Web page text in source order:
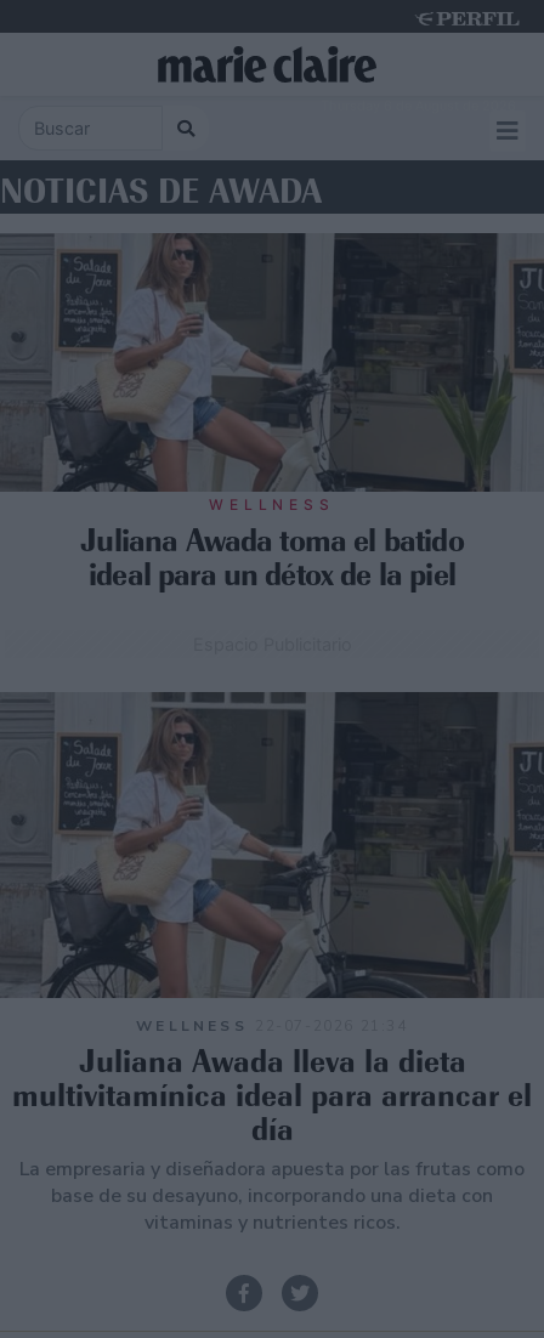
NOTICIAS DE AWADA
WELLNESS
Juliana Awada toma el batido
ideal para un détox de la piel
WELLNESS
Juliana Awada lleva la dieta
multivitamínica ideal para arrancar el
día
La empresaria y diseñadora apuesta por las frutas como
base de su desayuno, incorporando una dieta con
vitaminas y nutrientes ricos.